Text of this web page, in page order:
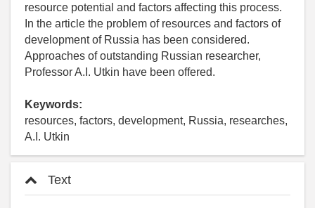
resource potential and factors affecting this process.
In the article the problem of resources and factors of
development of Russia has been considered.
Approaches of outstanding Russian researcher,
Professor A.I. Utkin have been offered.
Keywords:
resources, factors, development, Russia, researches,
A.I. Utkin
Text